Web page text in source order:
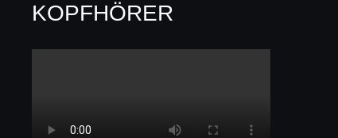
KOPFHÖRER